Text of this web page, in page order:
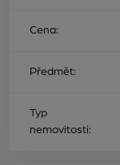
Cena:
Předmět:
Typ
nemovitosti: